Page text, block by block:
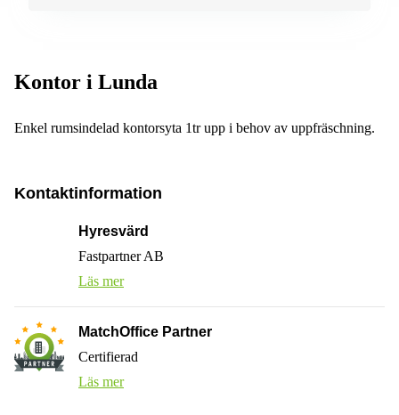
Kontor i Lunda
Enkel rumsindelad kontorsyta 1tr upp i behov av uppfräschning.
Kontaktinformation
Hyresvärd
Fastpartner AB
Läs mer
MatchOffice Partner
Certifierad
Läs mer